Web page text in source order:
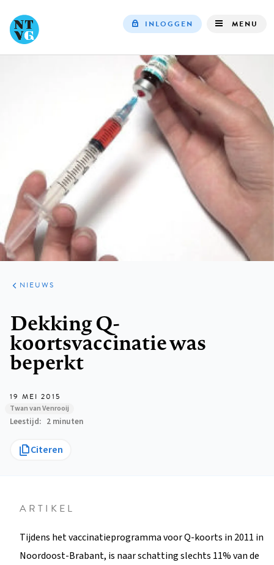
navigation
INLOGGEN MENU
ARTIKELEN
HET
KORT
NIEUWS
Dekking Q-
koortsvaccinatie was
beperkt
19 MEI 2015
Twan van Venrooij
Leestijd 2 minuten
Citeren
ARTIKEL
Tijdens het vaccinatieprogramma voor Q-koorts in 2011 in
Noordoost-Brabant, is naar schatting slechts 11% van de